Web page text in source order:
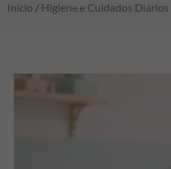
Início / Higiene e Cuidados Diários